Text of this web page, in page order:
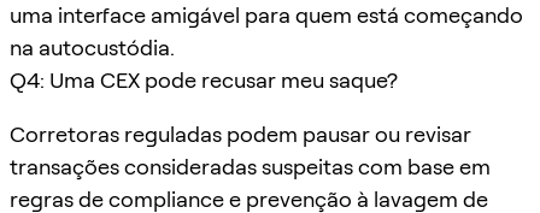
uma interface amigável para quem está começando
na autocustódia.
Q4: Uma CEX pode recusar meu saque?
Corretoras reguladas podem pausar ou revisar
transações consideradas suspeitas com base em
regras de compliance e prevenção à lavagem de